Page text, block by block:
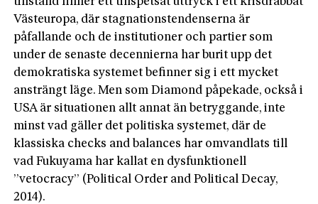
Västeuropa, där stagnationstendenserna är
påfallande och de institutioner och partier som
under de senaste decennierna har burit upp det
demokratiska systemet befinner sig i ett mycket
ansträngt läge. Men som Diamond påpekade, också i
USA är situationen allt annat än betryggande, inte
minst vad gäller det politiska systemet, där de
klassiska checks and balances har omvandlats till
vad Fukuyama har kallat en dysfunktionell
”vetocracy” (Political Order and Political Decay,
2014).